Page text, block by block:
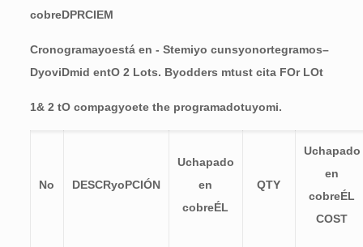
cobreDPRCIEM
Cronogramayoestá en - Stemiyo cunsyonortegramos–
DyoviDmid entO 2 Lots. Byodders mtust cita FOr LOt
1& 2 tO compagyoete the programadotuyomi.
No DESCRyoPCIÓN
Uchapado
en
cobreÉL
QTY
Uchapado
en
cobreÉL
COST